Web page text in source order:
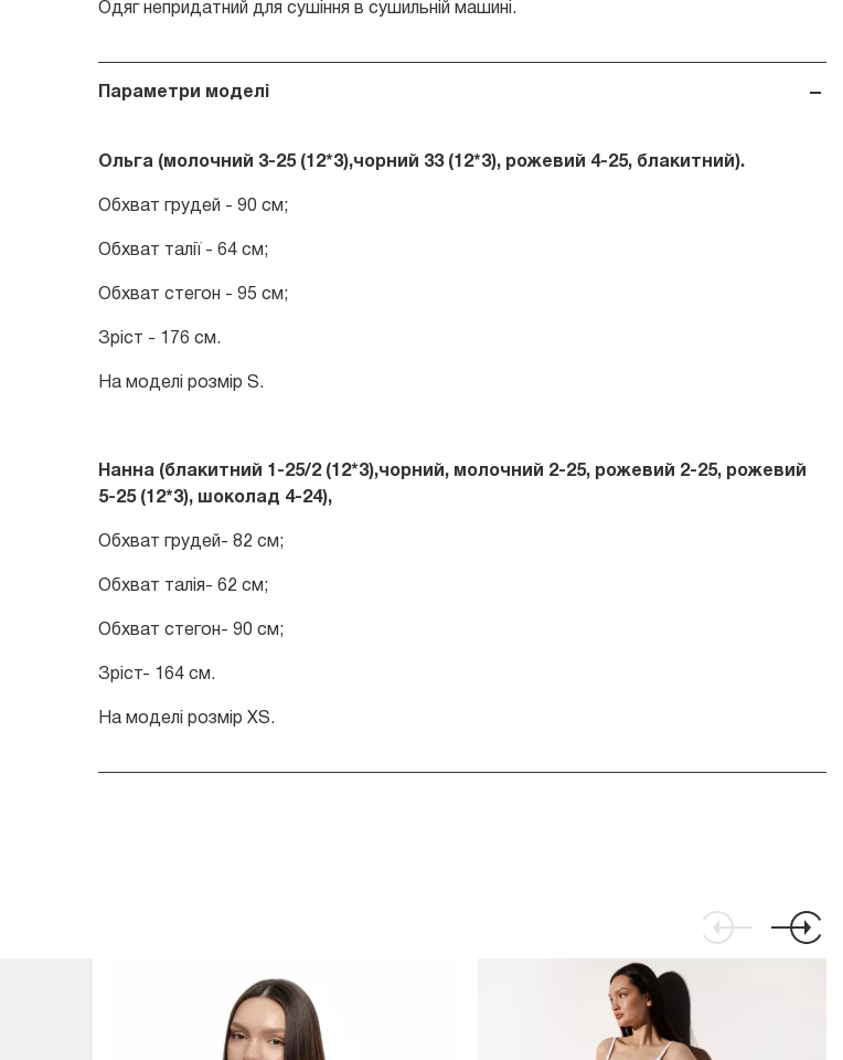
Одяг непридатний для сушіння в сушильній машині.
Параметри моделі
Ольга (молочний 3-25 (12*3),чорний 33 (12*3), рожевий 4-25, блакитний ).
Обхват грудей - 90 см;
Обхват талії - 64 см;
Обхват стегон - 95 см;
Зріст - 176 см.
На моделі розмір S.
Нанна (блакитний 1-25/2 (12*3),чорний , молочний 2-25, рожевий 2-25, рожевий
5-25 (12*3), шоколад 4-24),
Обхват грудей- 82 см;
Обхват талія- 62 см;
Обхват стегон- 90 см;
Зріст- 164 см.
На моделі розмір ХS.